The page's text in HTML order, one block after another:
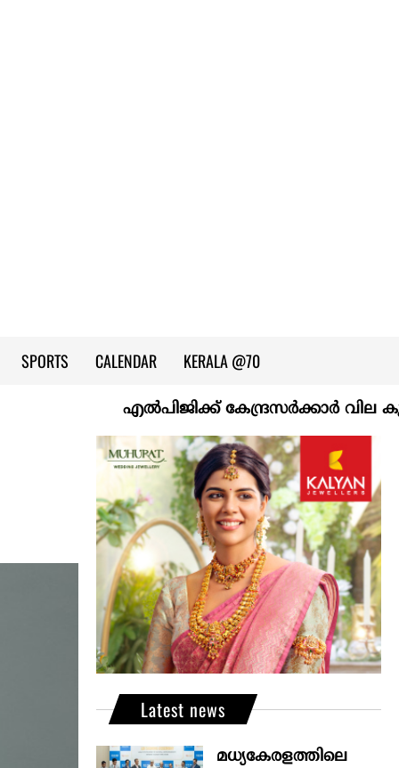
SPORTS CALENDAR KERALA @70
എല്‍പിജിക്ക് കേന്ദ്രസർക്കാർ വില
Latest news
മധ്യകേരളത്തിലെ